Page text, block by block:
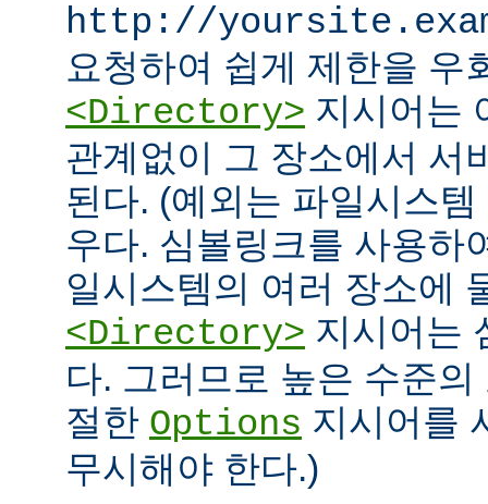
http://
요청하여 쉽게 제한을 우
<Directory> 지시어는
관계없이 그 장소에서 서
된다. (예외는 파일시스
우다. 심볼링크를 사용하
일시스템의 여러 장소에
<Directory> 지시어는
다. 그러므로 높은 수준
절한 Options 지시어를
무시해야 한다.)